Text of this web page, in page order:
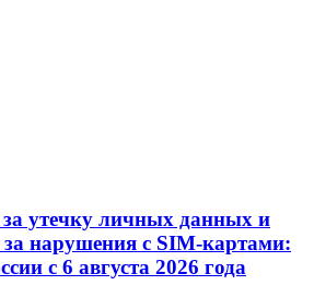
утечку личных данных и
нарушения с SIM-картами:
с 6 августа 2026 года